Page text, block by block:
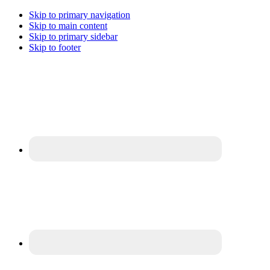
Skip to primary navigation
Skip to main content
Skip to primary sidebar
Skip to footer